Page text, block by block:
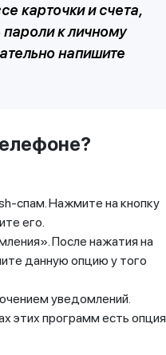
карточки и счета,
к личному
напишите
спам. Нажмите на кнопку
его.
После нажатия на
данную опцию у того
уведомлений.
этих программ есть опция